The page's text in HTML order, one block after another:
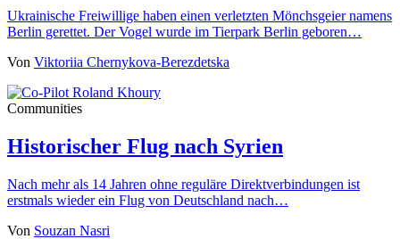
Ukrainische Freiwillige haben einen verletzten Mönchsgeier namens
Berlin gerettet. Der Vogel wurde im Tierpark Berlin geboren…
Von Viktoriia Chernykova-Berezdetska
Communities
Historischer Flug nach Syrien
Nach mehr als 14 Jahren ohne reguläre Direktverbindungen ist
erstmals wieder ein Flug von Deutschland nach…
Von Souzan Nasri